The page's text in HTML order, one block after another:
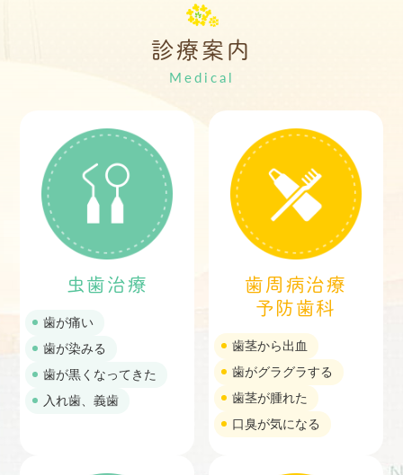
診療案内
虫歯治療
歯が痛い
歯が染みる
歯が黒くなってきた
入れ歯、義歯
歯周病治療
予防歯科
歯茎から出血
歯がグラグラする
歯茎が腫れた
口臭が気になる